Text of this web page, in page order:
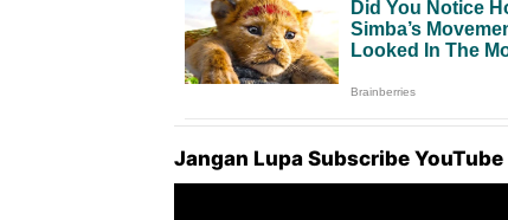
Jangan Lupa Subscribe YouTube